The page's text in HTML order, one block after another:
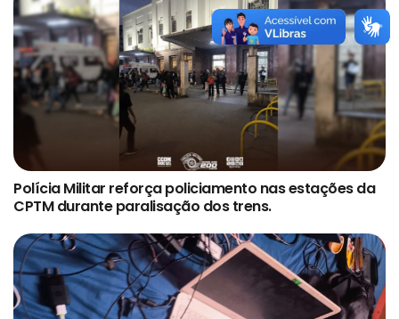
Polícia Militar reforça policiamento nas estações da
CPTM durante paralisação dos trens.